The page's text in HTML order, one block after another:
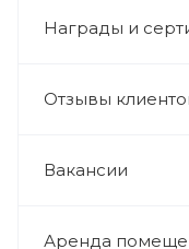
Награды и
Отзывы
Вакансии
Аренда